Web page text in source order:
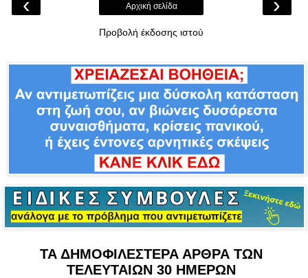
‹ ›
Αρχική σελίδα
Προβολή έκδοσης ιστού
ΤΑ ΔΗΜΟΦΙΛΕΣΤΕΡΑ ΑΡΘΡΑ ΤΩΝ
ΤΕΛΕΥΤΑΙΩΝ 30 ΗΜΕΡΩΝ